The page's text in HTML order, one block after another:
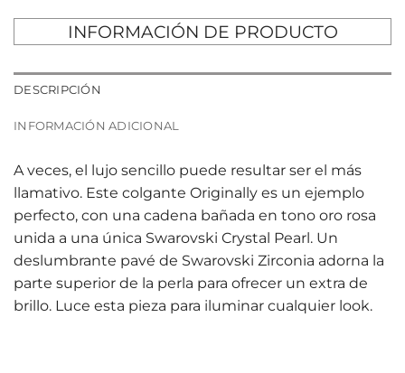
INFORMACIÓN DE PRODUCTO
DESCRIPCIÓN
INFORMACIÓN ADICIONAL
A veces, el lujo sencillo puede resultar ser el más
llamativo. Este colgante Originally es un ejemplo
perfecto, con una cadena bañada en tono oro rosa
unida a una única Swarovski Crystal Pearl. Un
deslumbrante pavé de Swarovski Zirconia adorna la
parte superior de la perla para ofrecer un extra de
brillo. Luce esta pieza para iluminar cualquier look.